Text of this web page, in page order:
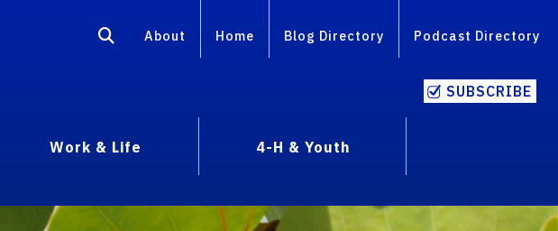
About Home Blog Directory Podcast Directory
SUBSCRIBE
Work & Life
4-H & Youth